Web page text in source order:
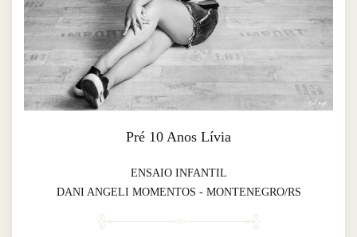
Pré 10 Anos Lívia
ENSAIO INFANTIL
DANI ANGELI MOMENTOS - MONTENEGRO/RS